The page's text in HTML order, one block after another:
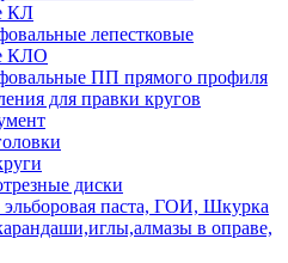
КЛ
лепестковые
КЛО
ПП прямого профиля
для правки кругов
диски
эльборовая паста, ГОИ, Шкурка
в оправе,